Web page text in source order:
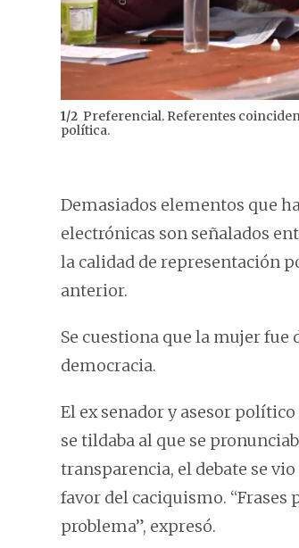
1/2 Preferencial. Referentes
política.
Demasiados elementos que
electrónicas son señalados
la calidad de representación
anterior.
Se cuestiona que la mujer
democracia.
El ex senador y asesor
se tildaba al que se
transparencia, el debate se
favor del caciquismo. “Frases
problema”, expresó.